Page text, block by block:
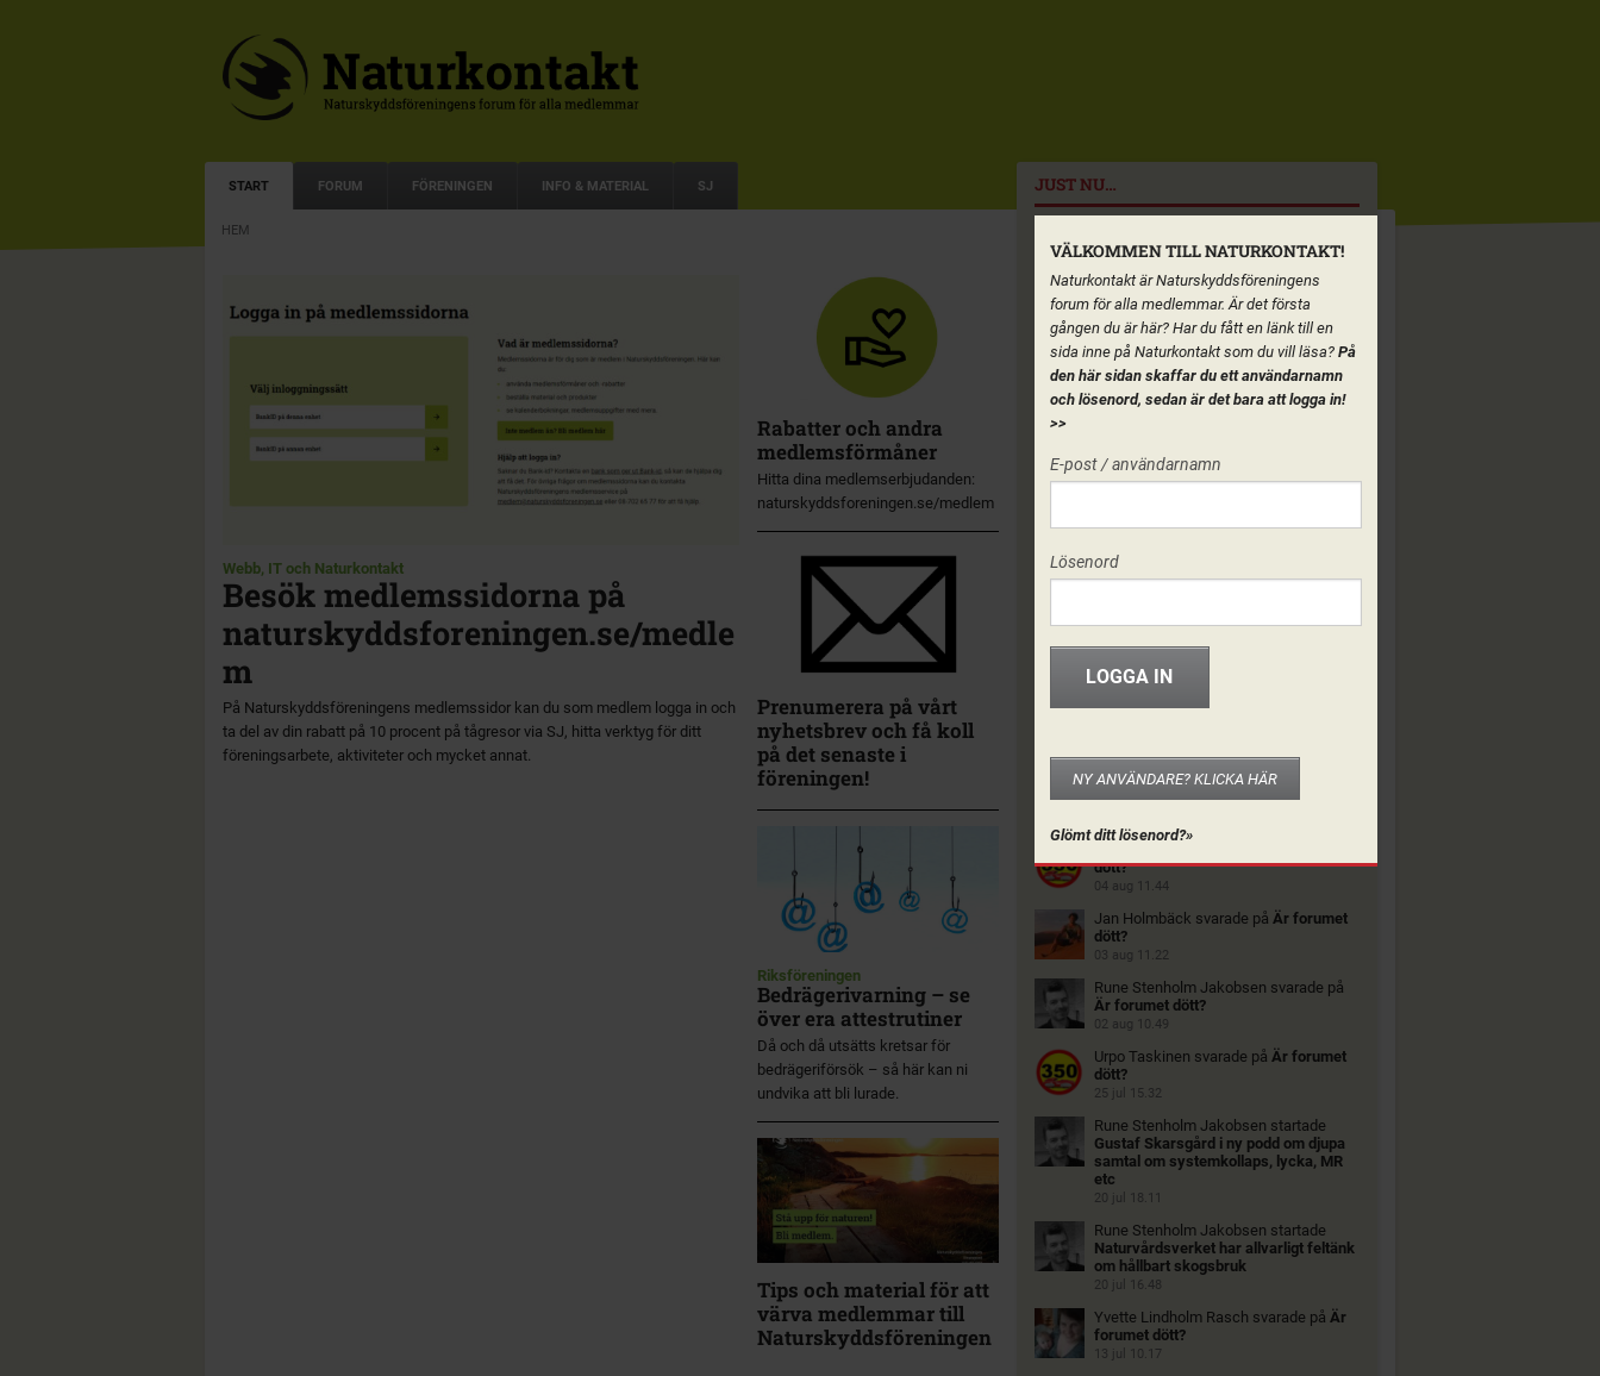
START FORUM FÖRENINGEN INFO & MATERIAL SJ
HEM
Webb, IT och Naturkontakt
Besök medlemssidorna på
naturskyddsforeningen.se/medle
m
På Naturskyddsföreningens medlemssidor kan du som medlem logga in och
ta del av din rabatt på 10 procent på tågresor via SJ, hitta verktyg för ditt
föreningsarbete, aktiviteter och mycket annat.
Rabatter och andra
medlemsförmåner
Hitta dina medlemserbjudanden:
naturskyddsforeningen.se/medlem
Prenumerera på vårt
nyhetsbrev och få koll
på det senaste i
föreningen!
Riksföreningen
Bedrägerivarning – se
över era attestrutiner
Då och då utsätts kretsar för
bedrägeriförsök – så här kan ni
undvika att bli lurade.
Tips och material för att
värva medlemmar till
Naturskyddsföreningen
JUST NU…
VÄLKOMMEN TILL NATURKONTAKT!
Naturkontakt är Naturskyddsföreningens
forum för alla medlemmar. Är det första
gången du är här? Har du fått en länk till en
sida inne på Naturkontakt som du vill läsa? På
den här sidan skaffar du ett användarnamn
och lösenord, sedan är det bara att logga in!
>>
E-post / användarnamn
Lösenord
NY ANVÄNDARE? KLICKA HÄR
Glömt ditt lösenord?»
dött?
04 aug 11.44
Jan Holmbäck svarade på Är forumet
dött?
03 aug 11.22
Rune Stenholm Jakobsen svarade på
Är forumet dött?
02 aug 10.49
Urpo Taskinen svarade på Är forumet
dött?
25 jul 15.32
Rune Stenholm Jakobsen startade
Gustaf Skarsgård i ny podd om djupa
samtal om systemkollaps, lycka, MR
etc
20 jul 18.11
Rune Stenholm Jakobsen startade
Naturvårdsverket har allvarligt feltänk
om hållbart skogsbruk
20 jul 16.48
Yvette Lindholm Rasch svarade på Är
forumet dött?
13 jul 10.17